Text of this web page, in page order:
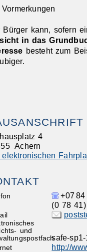
Vormerkungen
Bürger kann, sofern
in das
besteht zum
4
Achern
elektronischen
+07 84
(0 78
und
safe-
http://